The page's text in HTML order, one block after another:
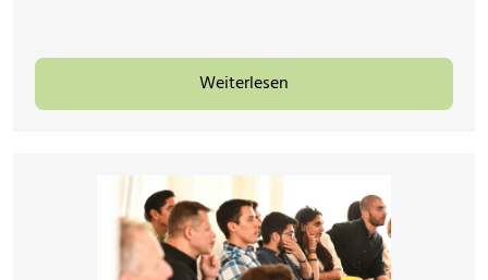
Weiterlesen